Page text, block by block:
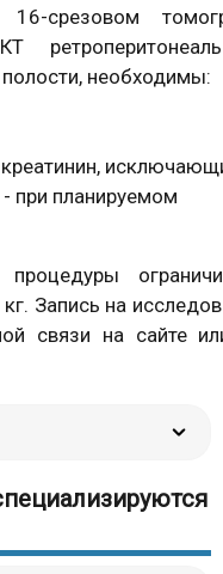
срезовом
необходимы:
креатинин,
при планируемом
процедуры
Запись на
связи на сайте